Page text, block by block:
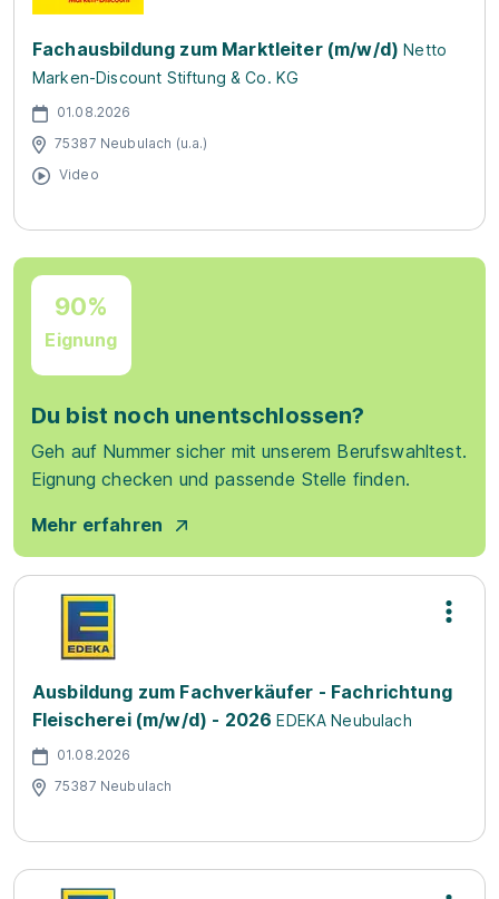
Fachausbildung zum Marktleiter (m/w/d) Netto
Marken-Discount Stiftung & Co. KG
01.08.2026
75387 Neubulach (u.a.)
Video
90%
Eignung
Du bist noch unentschlossen?
Geh auf Nummer sicher mit unserem Berufswahltest.
Eignung checken und passende Stelle finden.
Mehr erfahren
Ausbildung zum Fachverkäufer - Fachrichtung
Fleischerei (m/w/d) - 2026 EDEKA Neubulach
01.08.2026
75387 Neubulach